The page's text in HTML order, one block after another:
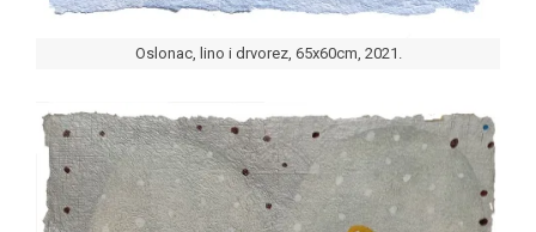
Oslonac, lino i drvorez, 65x60cm, 2021.